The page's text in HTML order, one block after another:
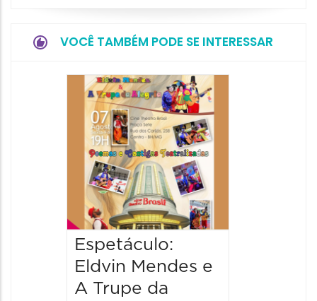
VOCÊ TAMBÉM PODE SE INTERESSAR
Espetáculo:
Eldvin Mendes e
A Trupe da